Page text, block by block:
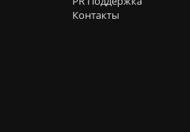
Контакты